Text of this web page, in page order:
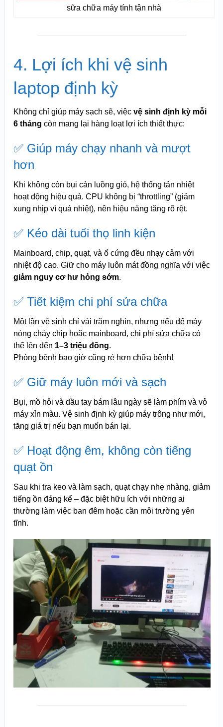
sữa chữa máy tính tận nhà
4. Lợi ích khi vệ sinh
laptop định kỳ
Không chỉ giúp máy sạch sẽ, việc vệ sinh định kỳ mỗi
6 tháng còn mang lại hàng loạt lợi ích thiết thực:
✅ Giúp máy chạy nhanh và mượt
hơn
Khi không còn bụi cản luồng gió, hệ thống tản nhiệt
hoạt động hiệu quả. CPU không bị “throttling” (giảm
xung nhịp vì quá nhiệt), nên hiệu năng tăng rõ rệt.
✅ Kéo dài tuổi thọ linh kiện
Mainboard, chip, quạt, và ổ cứng đều nhạy cảm với
nhiệt độ cao. Giữ cho máy luôn mát đồng nghĩa với việc
giảm nguy cơ hư hỏng sớm.
✅ Tiết kiệm chi phí sửa chữa
Một lần vệ sinh chỉ vài trăm nghìn, nhưng nếu để máy
nóng cháy chip hoặc mainboard, chi phí sửa chữa có
thể lên đến 1–3 triệu đồng.
Phòng bệnh bao giờ cũng rẻ hơn chữa bệnh!
✅ Giữ máy luôn mới và sạch
Bụi, mồ hôi và dầu tay bám lâu ngày sẽ làm phím và vỏ
máy xỉn màu. Vệ sinh định kỳ giúp máy trông như mới,
tăng giá trị nếu bạn muốn bán lại.
✅ Hoạt động êm, không còn tiếng
quạt ồn
Sau khi tra keo và làm sạch, quạt chạy nhẹ nhàng, giảm
tiếng ồn đáng kể – đặc biệt hữu ích với những ai
thường làm việc ban đêm hoặc cần môi trường yên
tĩnh.